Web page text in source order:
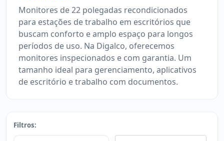
Monitores de 22 polegadas recondicionados
para estações de trabalho em escritórios que
buscam conforto e amplo espaço para longos
períodos de uso. Na Digalco, oferecemos
monitores inspecionados e com garantia. Um
tamanho ideal para gerenciamento, aplicativos
de escritório e trabalho com documentos.
Filtros: